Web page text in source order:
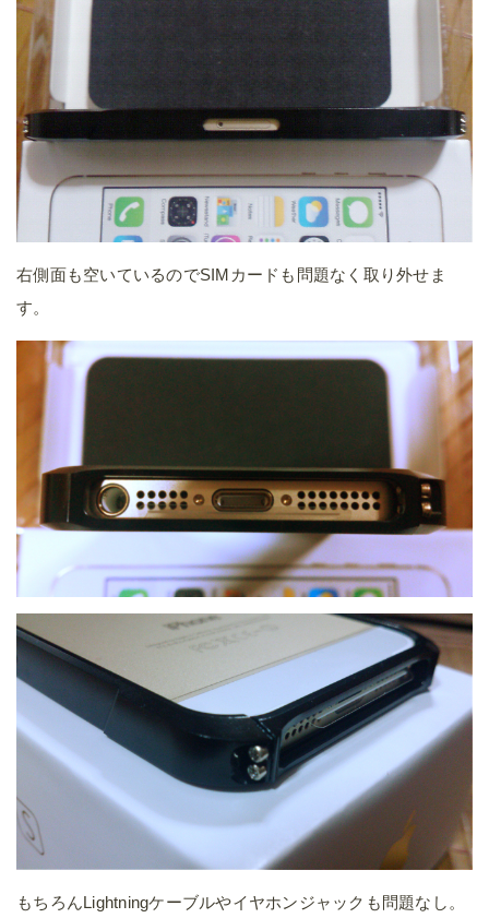
右側面も空いているのでSIMカードも問題なく取り外せま
す。
もちろんLightningケーブルやイヤホンジャックも問題なし。